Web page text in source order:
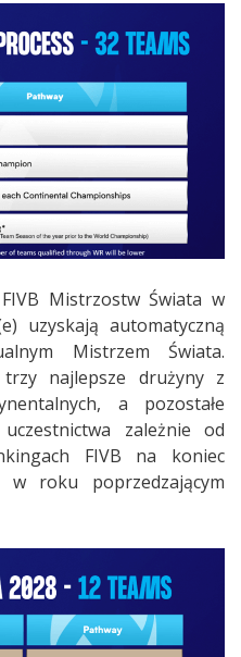
Mistrzostw Świata w
uzyskają automatyczną
Mistrzem Świata.
najlepsze drużyny z
a pozostałe
zależnie od
FIVB na koniec
w roku poprzedzającym